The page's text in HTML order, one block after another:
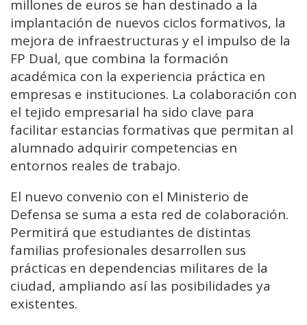
millones de euros se han destinado a la
implantación de nuevos ciclos formativos, la
mejora de infraestructuras y el impulso de la
FP Dual, que combina la formación
académica con la experiencia práctica en
empresas e instituciones. La colaboración con
el tejido empresarial ha sido clave para
facilitar estancias formativas que permitan al
alumnado adquirir competencias en
entornos reales de trabajo.
El nuevo convenio con el Ministerio de
Defensa se suma a esta red de colaboración.
Permitirá que estudiantes de distintas
familias profesionales desarrollen sus
prácticas en dependencias militares de la
ciudad, ampliando así las posibilidades ya
existentes.